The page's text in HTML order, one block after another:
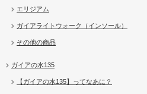
エリジアム
ガイアライトウォーク（インソール）
その他の商品
ガイアの水135
【ガイアの水135】ってなあに？